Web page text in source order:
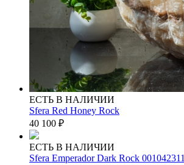
ЕСТЬ В НАЛИЧИИ
Sfera Red Honey Rock
40 100 ₽
ЕСТЬ В НАЛИЧИИ
Sfera Emperador Dark Rock 001042311